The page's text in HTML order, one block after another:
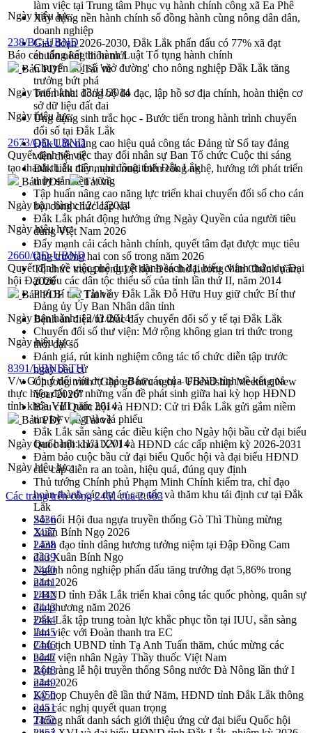
làm việc tại Trung tâm Phục vụ hành chính công xã Ea Phê
Xây dựng nền hành chính số đồng hành cùng nông dân dân,
doanh nghiệp
Giai đoạn 2026-2030, Đắk Lắk phấn đấu có 77% xã đạt
chuẩn nông thôn mới
Chuyển đổi số 'mở đường' cho nông nghiệp Đắk Lắk tăng
trưởng bứt phá
Triển khai đồng bộ đo đạc, lập hồ sơ địa chính, hoàn thiện cơ
sở dữ liệu đất đai
Ứng dụng sinh trắc học - Bước tiến trong hành trình chuyển
đổi số tại Đắk Lắk
Đắk Lắk nâng cao hiệu quả công tác Đảng từ Sổ tay đảng
viên điện tử
Đắk Lắk đẩy mạnh nuôi biển công nghệ, hướng tới phát triển
thủy sản bền vững
Tập huấn nâng cao năng lực triển khai chuyển đổi số cho cán
bộ, công chức cấp xã
Đắk Lắk phát động hưởng ứng Ngày Quyền của người tiêu
dùng Việt Nam 2026
Đẩy mạnh cải cách hành chính, quyết tâm đạt được mục tiêu
tăng trưởng hai con số trong năm 2026
Tổ chức trang trọng Lễ hội Đền thờ Lương Văn Chánh năm
2026
Phó Bí thư Tỉnh ủy Đắk Lắk Đỗ Hữu Huy giữ chức Bí thư
Đảng ủy Ủy Ban Nhân dân tỉnh
Bệnh án điện tử thúc đẩy chuyển đổi số y tế tại Đắk Lắk
Chuyển đổi số thư viện: Mở rộng không gian tri thức trong
thời đại số
Đánh giá, rút kinh nghiệm công tác tổ chức diễn tập trước
ngày bầu cử
Chương trình “Gặp gỡ hữu nghị – Friendship Meeting New
Year 2026”
Bầu cử Quốc hội và HĐND: Cử tri Đắk Lắk gửi gắm niềm
tin, kỳ vọng vào lá phiếu
Đắk Lắk sẵn sàng các điều kiện cho Ngày hội bầu cử đại biểu
Quốc hội khóa XVI và HĐND các cấp nhiệm kỳ 2026-2031
Đảm bảo cuộc bầu cử đại biểu Quốc hội và đại biểu HĐND
các cấp diễn ra an toàn, hiệu quả, đúng quy định
Thủ tướng Chính phủ Phạm Minh Chính kiểm tra, chỉ đạo
hoàn thành các dự án cao tốc và thăm khu tái định cư tại Đắk
Lắk
Sôi nổi Hội đua ngựa truyền thống Gò Thì Thùng mừng
Xuân Bính Ngọ 2026
Lãnh đạo tỉnh dâng hương tưởng niệm tại Đập Đồng Cam
đầu Xuân Bính Ngọ
Ngành nông nghiệp phấn đấu tăng trưởng đạt 5,86% trong
năm 2026
UBND tỉnh Đắk Lắk triển khai công tác quốc phòng, quân sự
địa phương năm 2026
Đắk Lắk tập trung toàn lực khắc phục tồn tại IUU, sẵn sàng
làm việc với Đoàn thanh tra EC
Chủ tịch UBND tỉnh Tạ Anh Tuấn thăm, chúc mừng các
bệnh viện nhân Ngày Thầy thuốc Việt Nam
Rộn ràng lễ hội truyền thống Sông nước Đà Nông lần thứ I
năm 2026
Kỳ họp Chuyên đề lần thứ Năm, HĐND tỉnh Đắk Lắk thông
qua các nghị quyết quan trọng
Thống nhất danh sách giới thiệu ứng cử đại biểu Quốc hội
Ngày hiệu lực:
238/BC-UBND
Báo cáo tổng kết thi hành Luật Tố tụng hành chính
Bản PDF
Tải về
Ngày ban hành: 13/11/2014
Ngày hiệu lực:
2673/QĐ-UBND
Quyết định về việc thay đổi nhân sự Ban Tổ chức Cuộc thi sáng
tạo thanh thiếu niên, nhi đồng tỉnh Đắk Lắk
Bản PDF
Tải về
Ngày ban hành:12/11/2014
Ngày hiệu lực:
2660/QĐ-UBND
Quyết định về việc phê duyệt danh sách đại biểu chính thức dự Đại
hội Đại biểu các dân tộc thiểu số của tỉnh lần thứ II, năm 2014
Bản PDF
Tải về
Ngày ban hành:12/11/2014
Ngày hiệu lực:
8391/UBND-TH
V/v Góp ý đối với dự thảo Báo cáo của UBND tỉnh về kết quả
thực hiện đối với những vấn đề phát sinh giữa hai kỳ họp HĐND
tỉnh khóa VIII năm 2014
Bản PDF
Tải về
Ngày ban hành:11/11/2014
Ngày hiệu lực:
Các trang trên cổng 2461 của 2.683
2436
2437
2438
2439
2440
2441
2442
2443
2444
2445
2446
2447
2448
2449
2450
2451
2452